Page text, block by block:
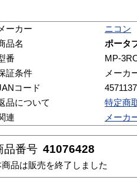
メーカー
ニコン
品名
ポータ
番
MP-
証条件
メーカ
コード
品について
特定商
連
メーカ
品番号 41076428
商品は販売を終了しました